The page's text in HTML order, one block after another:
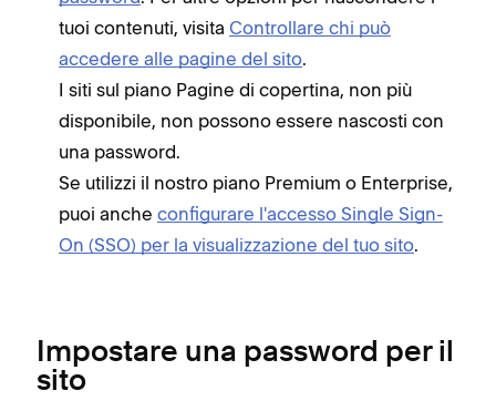
tuoi contenuti, visita Controllare chi può
accedere alle pagine del sito.
I siti sul piano Pagine di copertina, non più
disponibile, non possono essere nascosti con
una password.
Se utilizzi il nostro piano Premium o Enterprise,
puoi anche configurare l'accesso Single Sign-
On (SSO) per la visualizzazione del tuo sito.
Impostare una password per il
sito